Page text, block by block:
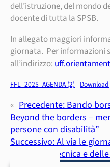
dell’istruzione, del mondo
docente di tutta la SPSB.
In allegato maggiori
giornata. Per informazioni
all’indirizzo:
FFL_2025_AGENDA (2) Download
« Precedente: Bando
Beyond the borders –
persone con disabilità”
Successivo:Al via le
Scuola Politecnica e